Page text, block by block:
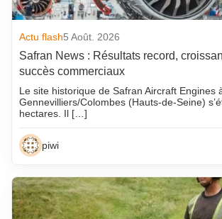
Actu flash5 Août. 2026
Safran News : Résultats record,
succès commerciaux
Le site historique de Safran Aircraft Engines
Gennevilliers/Colombes (Hauts-de-Seine)
hectares. Il […]
piwi